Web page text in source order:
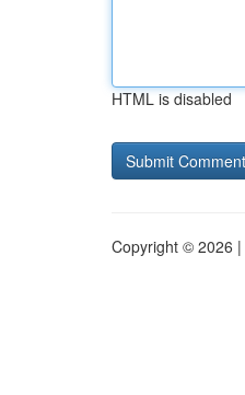
HTML is disabled
Copyright © 2026 |